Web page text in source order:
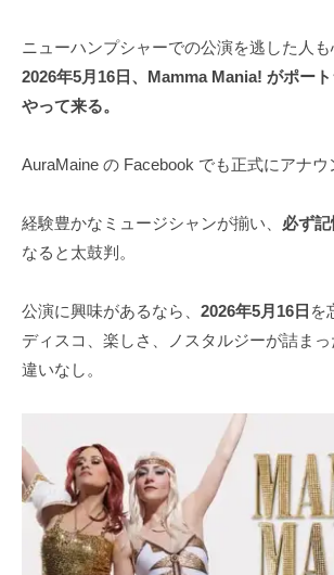
ニューハンプシャーでの公演を逃した人も
2026年5月16日、Mamma Mania! がポー
やって来る。
AuraMaine の Facebook でも正式にアナウ
経験豊かなミュージシャンが揃い、 必ず
なると太鼓判。
公演に興味があるなら、 2026年5月16日 を
ディスコ、楽しさ、ノスタルジーが詰ま
違いなし。